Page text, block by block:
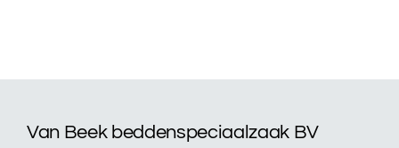
Contact
Van Beek beddenspeciaalzaak BV